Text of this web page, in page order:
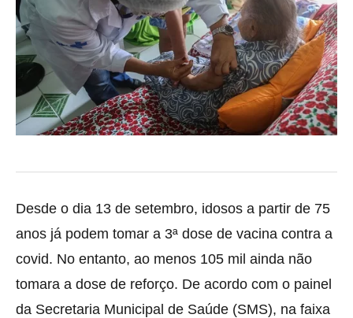
Desde o dia 13 de setembro, idosos a partir de 75
anos já podem tomar a 3ª dose de vacina contra a
covid. No entanto, ao menos 105 mil ainda não
tomara a dose de reforço. De acordo com o painel
da Secretaria Municipal de Saúde (SMS), na faixa